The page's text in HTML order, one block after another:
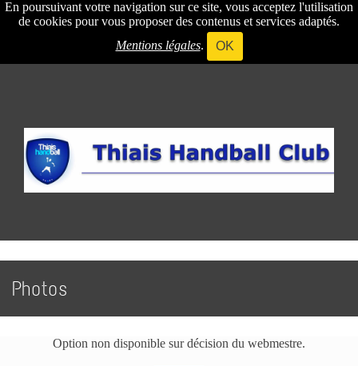
En poursuivant votre navigation sur ce site, vous acceptez l'utilisation
de cookies pour vous proposer des contenus et services adaptés.
Mentions légales. OK
Photos
Option non disponible sur décision du webmestre.